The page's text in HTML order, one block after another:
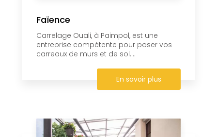
Faïence
Carrelage Ouali, à Paimpol, est une
entreprise compétente pour poser vos
carreaux de murs et de sol....
En savoir plus